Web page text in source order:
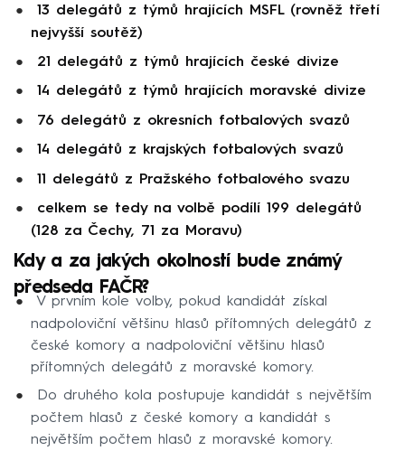
13 delegátů z týmů hrajících MSFL (rovněž třetí
nejvyšší soutěž)
21 delegátů z týmů hrajících české divize
14 delegátů z týmů hrajících moravské divize
76 delegátů z okresních fotbalových svazů
14 delegátů z krajských fotbalových svazů
11 delegátů z Pražského fotbalového svazu
celkem se tedy na volbě podílí 199 delegátů
(128 za Čechy, 71 za Moravu)
Kdy a za jakých okolností bude známý
předseda FAČR?
V prvním kole volby, pokud kandidát získal
nadpoloviční většinu hlasů přítomných delegátů z
české komory a nadpoloviční většinu hlasů
přítomných delegátů z moravské komory.
Do druhého kola postupuje kandidát s největším
počtem hlasů z české komory a kandidát s
největším počtem hlasů z moravské komory.